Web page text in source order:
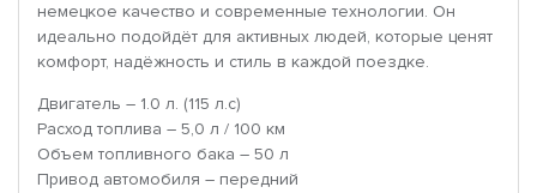
немецкое качество и современные технологии. Он
идеально подойдёт для активных людей, которые ценят
комфорт, надёжность и стиль в каждой поездке.
Двигатель – 1.0 л. (115 л.с)
Расход топлива – 5,0 л / 100 км
Объем топливного бака – 50 л
Привод автомобиля – передний